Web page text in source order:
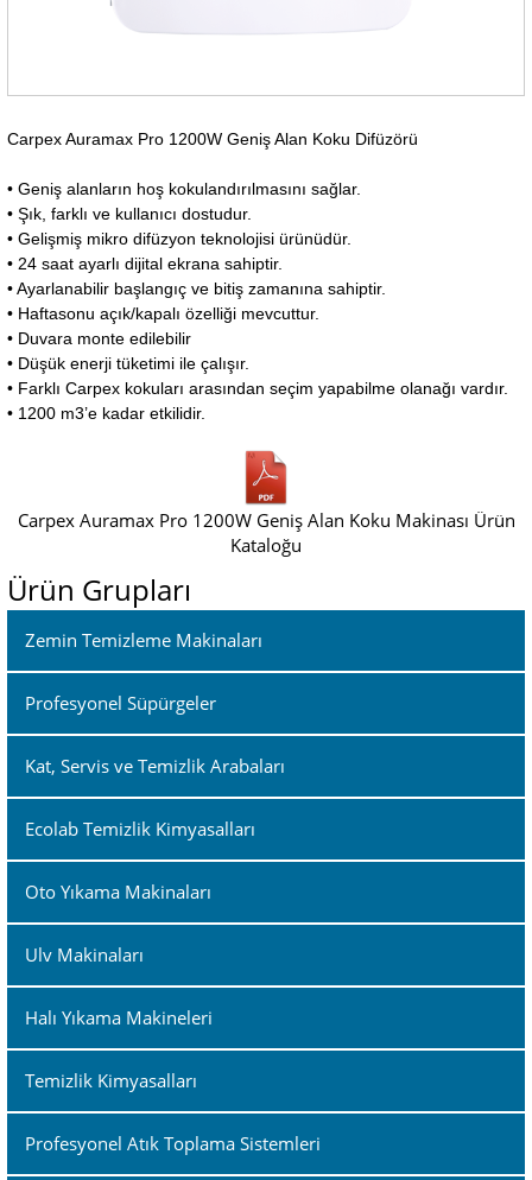
Carpex Auramax Pro 1200W Geniş Alan Koku Difüzörü
• Geniş alanların hoş kokulandırılmasını sağlar.
• Şık, farklı ve kullanıcı dostudur.
• Gelişmiş mikro difüzyon teknolojisi ürünüdür.
• 24 saat ayarlı dijital ekrana sahiptir.
• Ayarlanabilir başlangıç ve bitiş zamanına sahiptir.
• Haftasonu açık/kapalı özelliği mevcuttur.
• Duvara monte edilebilir
• Düşük enerji tüketimi ile çalışır.
• Farklı Carpex kokuları arasından seçim yapabilme olanağı vardır.
• 1200 m3’e kadar etkilidir.
Carpex Auramax Pro 1200W Geniş Alan Koku Makinası Ürün
Kataloğu
Ürün Grupları
Zemin Temizleme Makinaları
Profesyonel Süpürgeler
Kat, Servis ve Temizlik Arabaları
Ecolab Temizlik Kimyasalları
Oto Yıkama Makinaları
Ulv Makinaları
Halı Yıkama Makineleri
Temizlik Kimyasalları
Profesyonel Atık Toplama Sistemleri